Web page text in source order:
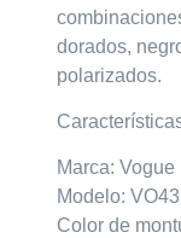
dorados,
polarizados.
Marca:
Modelo:
Color de